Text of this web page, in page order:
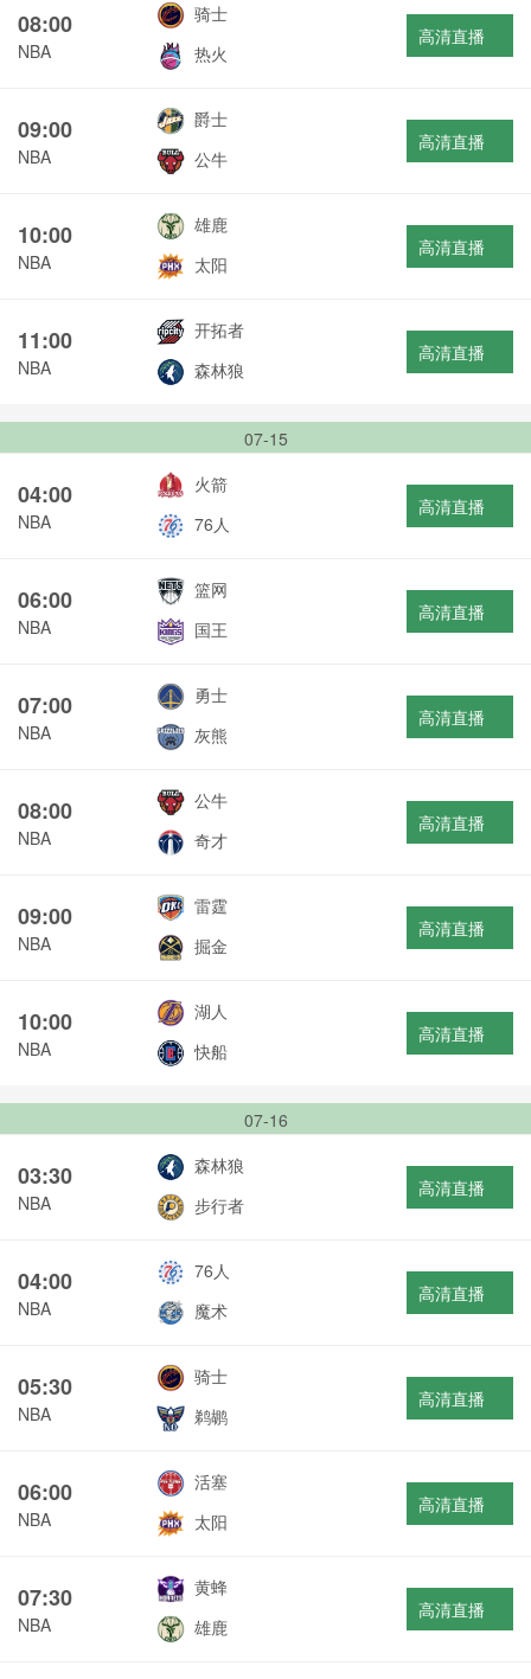
08:00
NBA
骑士
热火
高清直播
09:00
NBA
爵士
公牛
高清直播
10:00
NBA
雄鹿
太阳
高清直播
11:00
NBA
开拓者
森林狼
高清直播
07-15
04:00
NBA
火箭
76人
高清直播
06:00
NBA
篮网
国王
高清直播
07:00
NBA
勇士
灰熊
高清直播
08:00
NBA
公牛
奇才
高清直播
09:00
NBA
雷霆
掘金
高清直播
10:00
NBA
湖人
快船
高清直播
07-16
03:30
NBA
森林狼
步行者
高清直播
04:00
NBA
76人
魔术
高清直播
05:30
NBA
骑士
鹈鹕
高清直播
06:00
NBA
活塞
太阳
高清直播
07:30
NBA
黄蜂
雄鹿
高清直播